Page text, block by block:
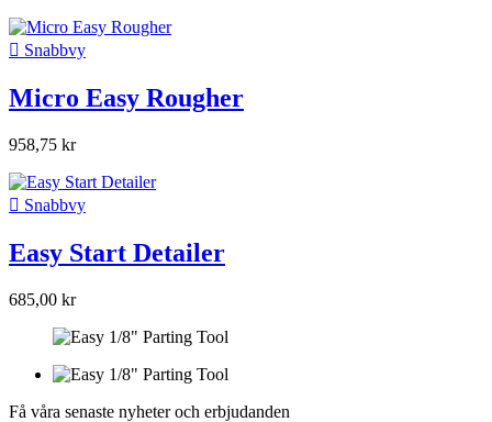
 Snabbvy
Micro Easy Rougher
958,75 kr
 Snabbvy
Easy Start Detailer
685,00 kr
Få våra senaste nyheter och erbjudanden